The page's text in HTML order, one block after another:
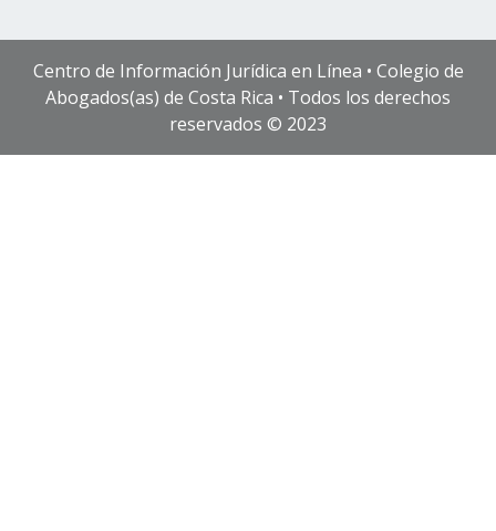
Centro de Información Jurídica en Línea • Colegio de
Abogados(as) de Costa Rica • Todos los derechos
reservados © 2023